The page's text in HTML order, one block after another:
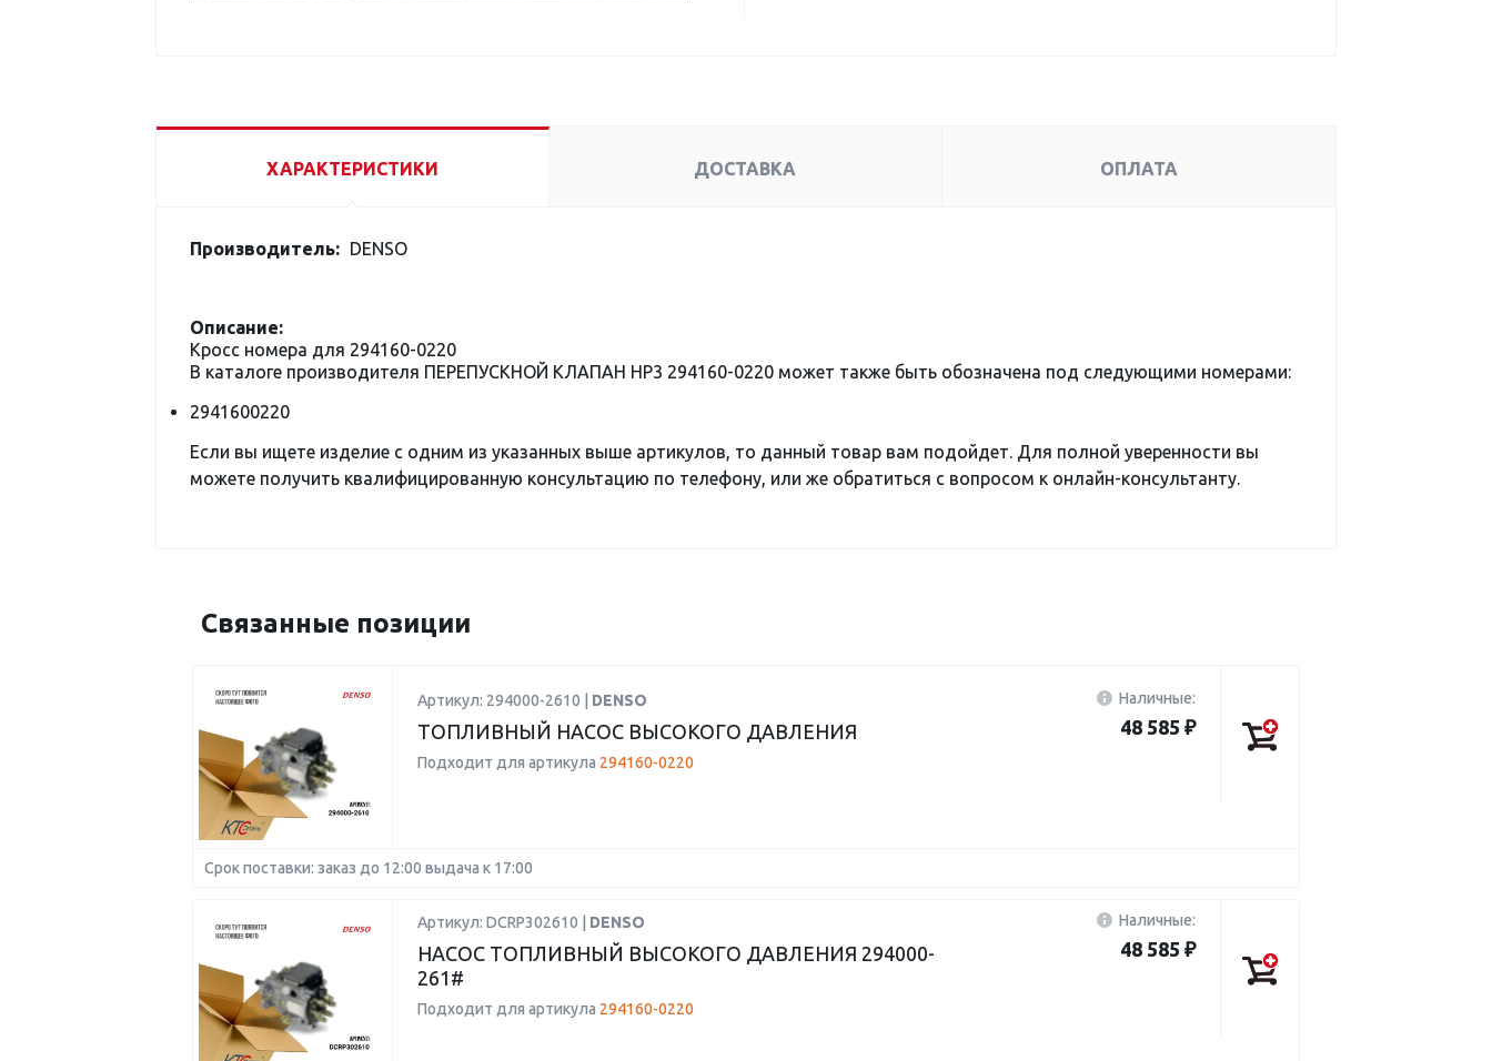
ХАРАКТЕРИСТИКИ ДОСТАВКА ОПЛАТА
Производитель: DENSO
Описание:
Кросс номера для 294160-0220
В каталоге производителя ПЕРЕПУСКНОЙ КЛАПАН HP3 294160-0220 может также быть обозначена под следующими номерами:
2941600220
Если вы ищете изделие с одним из указанных выше артикулов, то данный товар вам подойдет. Для полной уверенности вы
можете получить квалифицированную консультацию по телефону, или же обратиться с вопросом к онлайн-консультанту.
Связанные позиции
Артикул: 294000-2610 | DENSO
ТОПЛИВНЫЙ НАСОС ВЫСОКОГО ДАВЛЕНИЯ
Подходит для артикула 294160-0220
Наличные:
48 585 ₽
Срок поставки: заказ до 12:00 выдача к 17:00
Артикул: DCRP302610 | DENSO
НАСОС ТОПЛИВНЫЙ ВЫСОКОГО ДАВЛЕНИЯ 294000-
261#
Подходит для артикула 294160-0220
Наличные:
48 585 ₽